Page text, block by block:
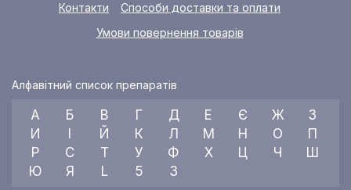
Контакти
Способи доставки та оплати
Умови повернення товарів
Алфавітний список препаратів
А Б В Г Д Е Є Ж
З
И
Й К Л М Н О
П
Р
С Т У Ф Х Ц Ч
Ш
Ю
Я L 5 3